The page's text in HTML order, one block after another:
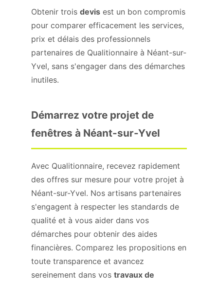
Obtenir trois devis est un bon compromis
pour comparer efficacement les services,
prix et délais des professionnels
partenaires de Qualitionnaire à Néant-sur-
Yvel, sans s'engager dans des démarches
inutiles.
Démarrez votre projet de
fenêtres à Néant-sur-Yvel
Avec Qualitionnaire, recevez rapidement
des offres sur mesure pour votre projet à
Néant-sur-Yvel. Nos artisans partenaires
s'engagent à respecter les standards de
qualité et à vous aider dans vos
démarches pour obtenir des aides
financières. Comparez les propositions en
toute transparence et avancez
sereinement dans vos travaux de